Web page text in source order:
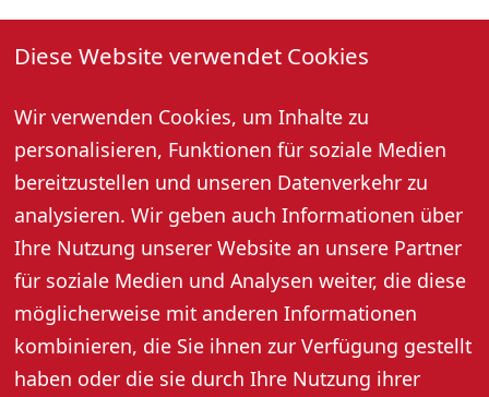
Diese Website verwendet Cookies
Wir verwenden Cookies, um Inhalte zu
personalisieren, Funktionen für soziale Medien
bereitzustellen und unseren Datenverkehr zu
analysieren. Wir geben auch Informationen über
Ihre Nutzung unserer Website an unsere Partner
für soziale Medien und Analysen weiter, die diese
möglicherweise mit anderen Informationen
kombinieren, die Sie ihnen zur Verfügung gestellt
haben oder die sie durch Ihre Nutzung ihrer
Mach!BAR · Kirchplatz 1 · 77704 Oberkirch
Mittwoch, 17. Dezember, 14. Januar, 11. Februar, 19:00
Uhr
Rätseln, lachen, punkten.
Kosten: 5,- Euro pro Person. Anmeldung erforderlich
Weitere Infos unter: www.machbar-oberkirch.de